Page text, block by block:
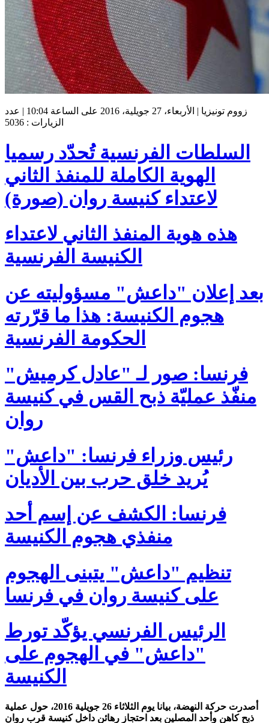
زووم تونيزيا | الأربعاء، 27 جويلية، 2016 على الساعة 10:04 | عدد
الزيارات : 5036
السلطات الفرنسية تُحدّد رسميا
الهوية الكاملة للمنفذ الثاني
لاعتداء كنيسة روان (صورة)
هذه هوية المنفذ الثاني لاعتداء
الكنيسة الفرنسية
بعد إعلان "داعش" مسؤوليته عن
هجوم الكنيسة: هذا ما قرّرته
الحكومة الفرنسية
فرنسا: صور لـ "عادل كرميش"
منفّذ عمليّة ذبح القس في كنيسة
روان
رئيس وزراء فرنسا: "داعش"
يُريد خلق حرب بين الأديان
فرنسا: الكشف عن إسم أحد
منفذي هجوم ‫‏الكنيسة
تنظيم "داعش" يتبنى الهجوم
على كنيسة روان في فرنسا
الرئيس الفرنسي يؤكّد تورط
"داعش" في الهجوم على
الكنيسة
أصدرت حركة النهضة، بيانا يوم الثلاثاء 26 جويلية 2016، حول عملية
ذبح كاهن وأحد المصلين بعد احتجاز رهائن داخل كنيسة قرب روان